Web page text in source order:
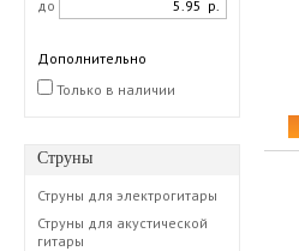
до р.
Дополнительно
Только в наличии
Струны
Струны для электрогитары
Струны для акустической
гитары